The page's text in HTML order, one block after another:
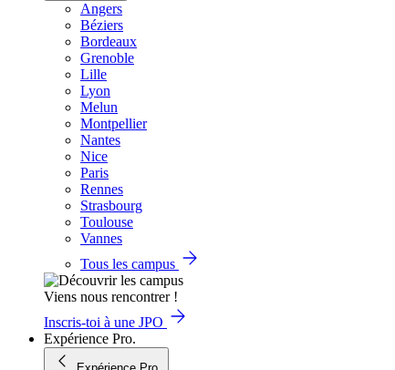
Angers
Béziers
Bordeaux
Grenoble
Lille
Lyon
Melun
Montpellier
Nantes
Nice
Paris
Rennes
Strasbourg
Toulouse
Vannes
Tous les campus
Viens nous rencontrer !
Inscris-toi à une JPO
Expérience Pro.